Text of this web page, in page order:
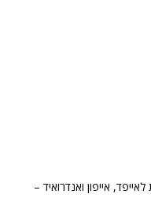
אייפון ואנדרואיד –